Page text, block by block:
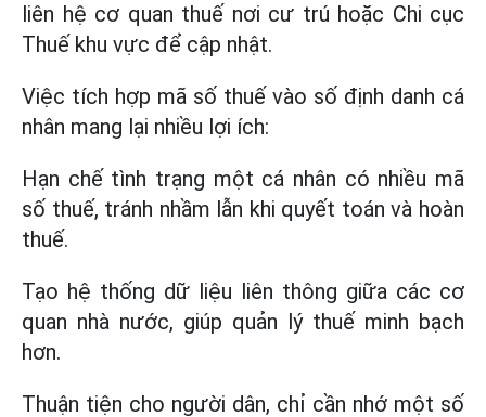
liên hệ cơ quan thuế nơi cư trú hoặc Chi cục
Thuế khu vực để cập nhật.
Việc tích hợp mã số thuế vào số định danh cá
nhân mang lại nhiều lợi ích:
Hạn chế tình trạng một cá nhân có nhiều mã
số thuế, tránh nhầm lẫn khi quyết toán và hoàn
thuế.
Tạo hệ thống dữ liệu liên thông giữa các cơ
quan nhà nước, giúp quản lý thuế minh bạch
hơn.
Thuận tiện cho người dân, chỉ cần nhớ một số